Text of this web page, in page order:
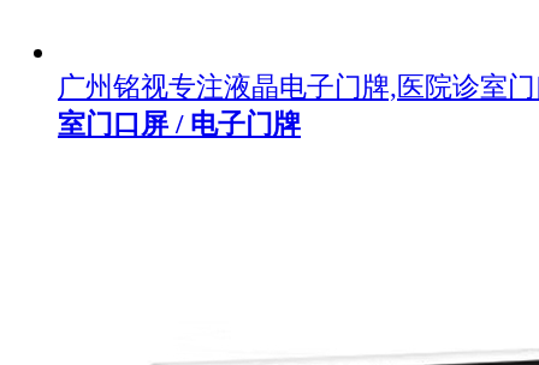
广州铭视专注液晶电子门牌,医院诊室
室门口屏 / 电子门牌